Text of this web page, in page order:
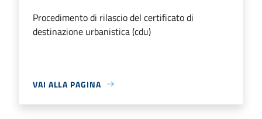
Procedimento di rilascio del certificato di
destinazione urbanistica (cdu)
VAI ALLA PAGINA